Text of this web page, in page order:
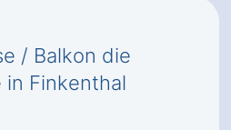
/ Balkon die
in Finkenthal